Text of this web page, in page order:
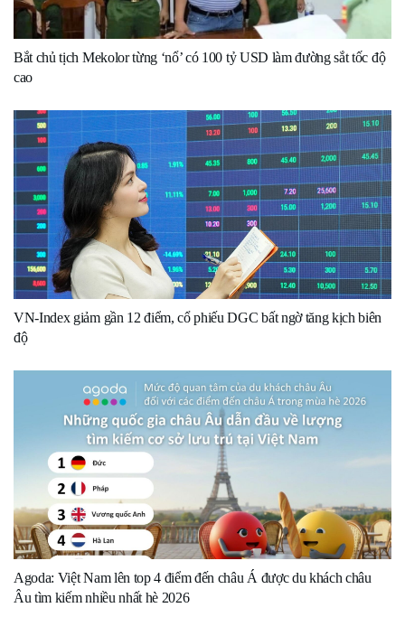
Bắt chủ tịch Mekolor từng ‘nổ’ có 100 tỷ USD làm đường sắt tốc độ
cao
VN-Index giảm gần 12 điểm, cổ phiếu DGC bất ngờ tăng kịch biên
độ
Agoda: Việt Nam lên top 4 điểm đến châu Á được du khách châu
Âu tìm kiếm nhiều nhất hè 2026